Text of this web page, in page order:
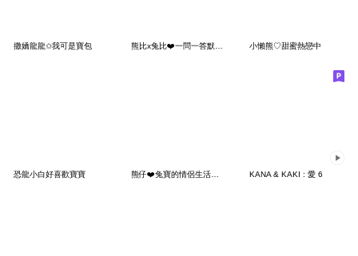
撒嬌龍龍✩我可是寶包 小懶熊♡甜蜜熱戀中
恐龍小白好喜歡寶寶 熊仔❤️兔寶的情侶生活日常 KANA & KAKI : 愛 6